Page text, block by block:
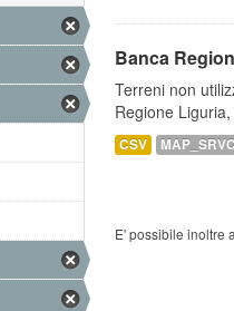
Banca
Terreni non
Regione
CSV MAP_SRVC
E' possibile inoltre